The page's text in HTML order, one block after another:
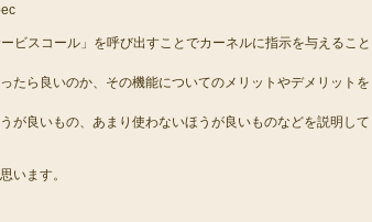
ビスコール」を呼び出すことでカーネルに指示を与えること
たら良いのか、その機能についてのメリットやデメリットを
が良いもの、あまり使わないほうが良いものなどを説明して
います。